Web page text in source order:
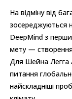
На відміну від
зосереджуються
DeepMind з
мету — створення
Для Шейна Легга
питання
найскладніші